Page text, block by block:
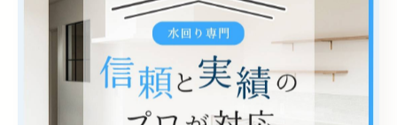
浴室リフォームの費用相場を徹底解説
浴室リフォームの費用相場は、工事の規模や内容によっ
て大きく異なります。埼玉県比企郡ときがわ町での一般